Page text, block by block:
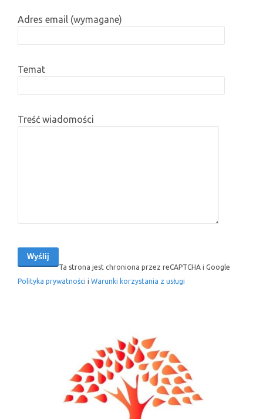
Adres email (wymagane)
Temat
Treść wiadomości
Ta strona jest chroniona przez reCAPTCHA i Google
Polityka prywatności i Warunki korzystania z usługi